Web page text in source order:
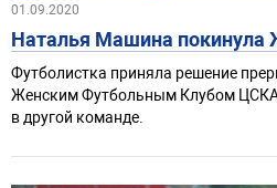
01.09.2020
Наталья Машина
Футболистка приняла решение
Женским Футбольным Клубом
в другой команде.